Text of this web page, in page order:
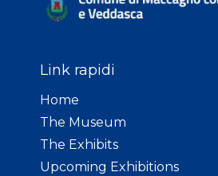
Link rapidi
Home
The Museum
The Exhibits
Upcoming Exhibitions